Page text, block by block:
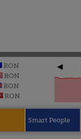
RON
RON
RON
RON
Smart People